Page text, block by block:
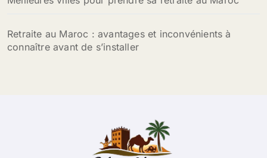
Retraite au Maroc : avantages et inconvénients à
connaître avant de s’installer